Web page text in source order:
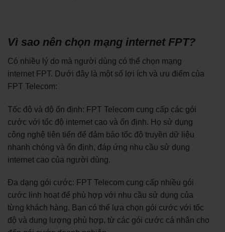
Vì sao nên chọn mạng internet FPT?
Có nhiều lý do mà người dùng có thể chọn mạng
internet FPT. Dưới đây là một số lợi ích và ưu điểm của
FPT Telecom:
Tốc độ và độ ổn định: FPT Telecom cung cấp các gói
cước với tốc độ internet cao và ổn định. Họ sử dụng
công nghệ tiên tiến để đảm bảo tốc độ truyền dữ liệu
nhanh chóng và ổn định, đáp ứng nhu cầu sử dụng
internet cao của người dùng.
Đa dạng gói cước: FPT Telecom cung cấp nhiều gói
cước linh hoạt để phù hợp với nhu cầu sử dụng của
từng khách hàng. Bạn có thể lựa chọn gói cước với tốc
độ và dung lượng phù hợp, từ các gói cước cá nhân cho